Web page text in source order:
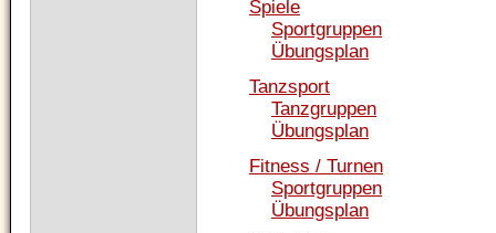
Spiele
Sportgruppen
Übungsplan
Tanzsport
Tanzgruppen
Übungsplan
Fitness / Turnen
Sportgruppen
Übungsplan